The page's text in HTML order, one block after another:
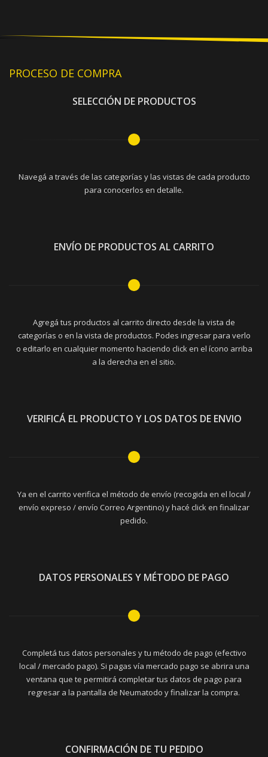
PROCESO DE COMPRA
SELECCIÓN DE PRODUCTOS
Navegá a través de las categorías y las vistas de cada producto
para conocerlos en detalle.
ENVÍO DE PRODUCTOS AL CARRITO
Agregá tus productos al carrito directo desde la vista de
categorías o en la vista de productos. Podes ingresar para verlo
o editarlo en cualquier momento haciendo click en el ícono arriba
a la derecha en el sitio.
VERIFICÁ EL PRODUCTO Y LOS DATOS DE ENVIO
Ya en el carrito verifica el método de envío (recogida en el local /
envío expreso / envío Correo Argentino) y hacé click en finalizar
pedido.
DATOS PERSONALES Y MÉTODO DE PAGO
Completá tus datos personales y tu método de pago (efectivo
local / mercado pago). Si pagas vía mercado pago se abrira una
ventana que te permitirá completar tus datos de pago para
regresar a la pantalla de Neumatodo y finalizar la compra.
CONFIRMACIÓN DE TU PEDIDO